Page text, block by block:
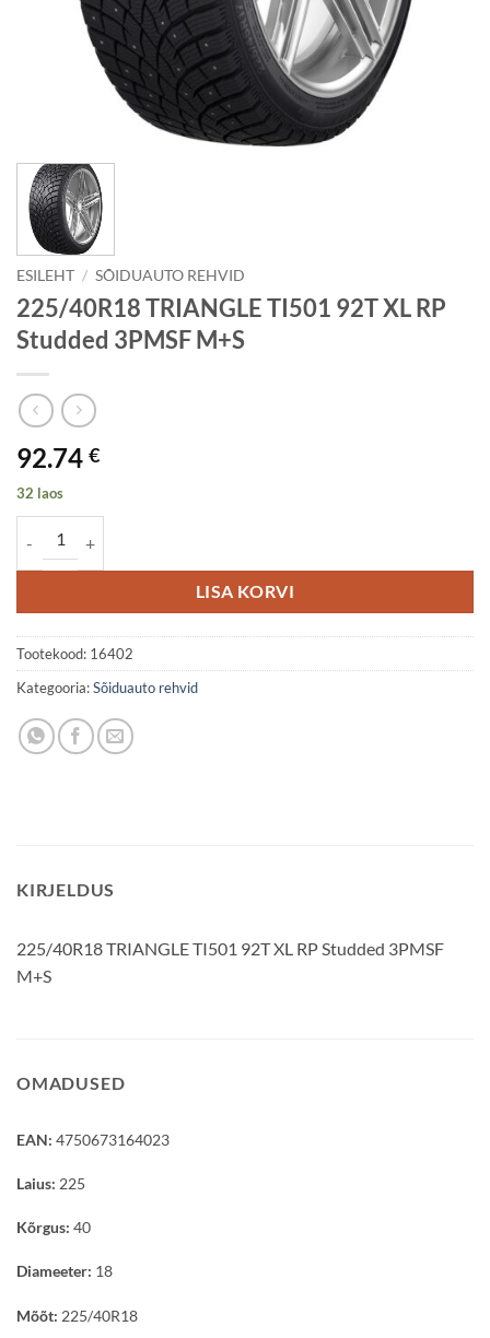
ESILEHT / SÕIDUAUTO REHVID
225/40R18 TRIANGLE TI501 92T XL RP
Studded 3PMSF M+S
92.74 €
32 laos
LISA KORVI
Tootekood: 16402
Kategooria:Sõiduauto rehvid
KIRJELDUS
225/40R18 TRIANGLE TI501 92T XL RP Studded 3PMSF
M+S
OMADUSED
EAN: 4750673164023
Laius: 225
Kõrgus: 40
Diameeter: 18
Mõõt: 225/40R18